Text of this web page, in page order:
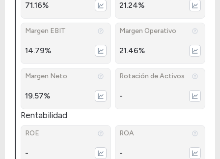
71.16% 21.24%
Margen EBIT
14.79%
Margen Operativo
21.46%
Margen Neto
19.57%
Rotación de Activos
-
Rentabilidad
ROE
-
ROA
-